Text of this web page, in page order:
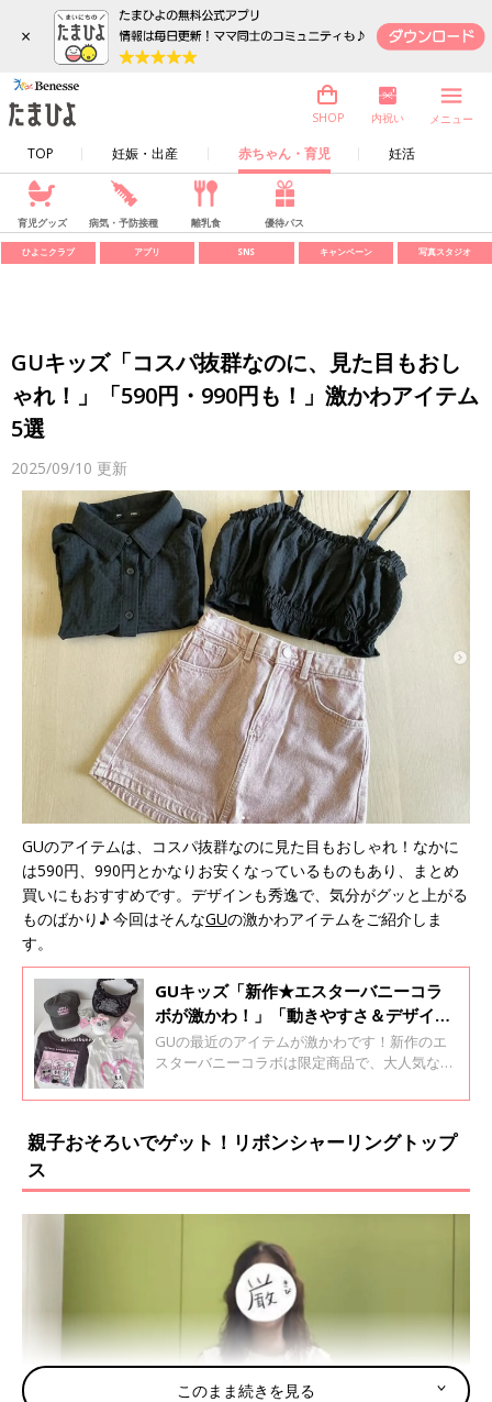
×
TOP 妊娠・出産 赤ちゃん・育児 妊活
SHOP 内祝い メニュー
育児グッズ 病気・予防接種 離乳食 優待パス
ひよこクラブ アプリ SNS キャンペーン 写真スタジオ
GUキッズ「コスパ抜群なのに、見た目もおし
ゃれ！」「590円・990円も！」激かわアイテム
5選
2025/09/10 更新
GUのアイテムは、コスパ抜群なのに見た目もおしゃれ！なかに
は590円、990円とかなりお安くなっているものもあり、まとめ
買いにもおすすめです。デザインも秀逸で、気分がグッと上がる
ものばかり♪ 今回はそんなGUの激かわアイテムをご紹介しま
す。
GUキッズ「新作★エスターバニーコラ
ボが激かわ！」「動きやすさ＆デザイン
性が◎」買うべきアイテム5選
GUの最近のアイテムが激かわです！新作のエ
スターバニーコラボは限定商品で、大人気なん
デザイン性どちらも叶い、欲しくなるものばか
をご紹介します。
親子おそろいでゲット！リボンシャーリングトップ
ス
このまま続きを見る